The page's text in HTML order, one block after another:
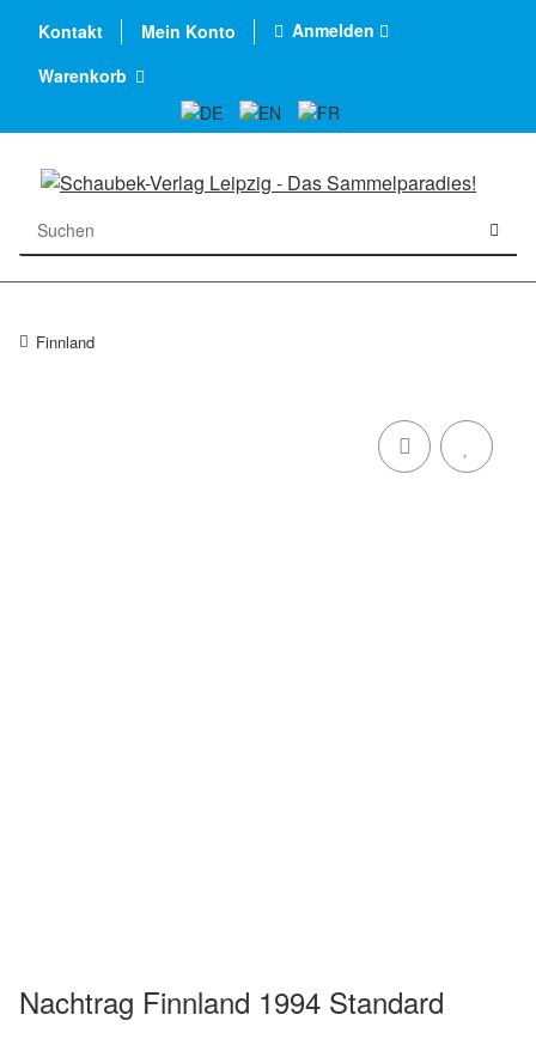
Kontakt Mein Konto
Anmelden
Warenkorb
Finnland
Nachtrag Finnland 1994 Standard